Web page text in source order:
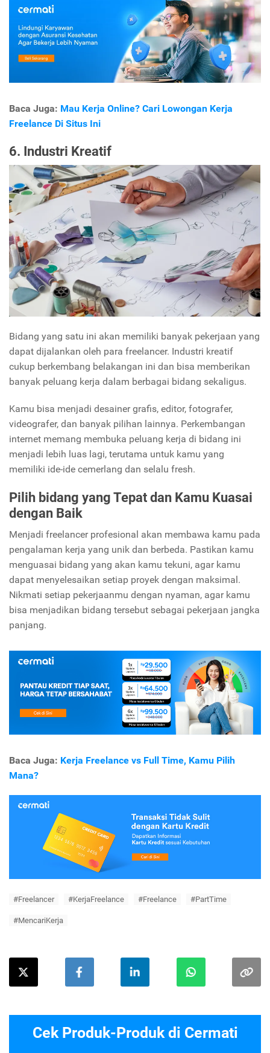
Baca Juga: Mau Kerja Online? Cari Lowongan Kerja
Freelance Di Situs Ini
6. Industri Kreatif
Bidang yang satu ini akan memiliki banyak pekerjaan yang
dapat dijalankan oleh para freelancer. Industri kreatif
cukup berkembang belakangan ini dan bisa memberikan
banyak peluang kerja dalam berbagai bidang sekaligus.
Kamu bisa menjadi desainer grafis, editor, fotografer,
videografer, dan banyak pilihan lainnya. Perkembangan
internet memang membuka peluang kerja di bidang ini
menjadi lebih luas lagi, terutama untuk kamu yang
memiliki ide-ide cemerlang dan selalu fresh.
Pilih bidang yang Tepat dan Kamu Kuasai
dengan Baik
Menjadi freelancer profesional akan membawa kamu pada
pengalaman kerja yang unik dan berbeda. Pastikan kamu
menguasai bidang yang akan kamu tekuni, agar kamu
dapat menyelesaikan setiap proyek dengan maksimal.
Nikmati setiap pekerjaanmu dengan nyaman, agar kamu
bisa menjadikan bidang tersebut sebagai pekerjaan jangka
panjang.
Baca Juga: Kerja Freelance vs Full Time, Kamu Pilih
Mana?
#Freelancer #KerjaFreelance #Freelance #PartTime
#MencariKerja
Cek Produk-Produk di Cermati